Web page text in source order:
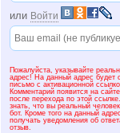
или Войти
Пожалуйста, указывайте
адрес! На данный адрес будет
письмо с активационной
Комментарий появится на
после перехода по этой
знать, что вы реальный
бот. Кроме того на данный
получать уведомления об
отзыв.